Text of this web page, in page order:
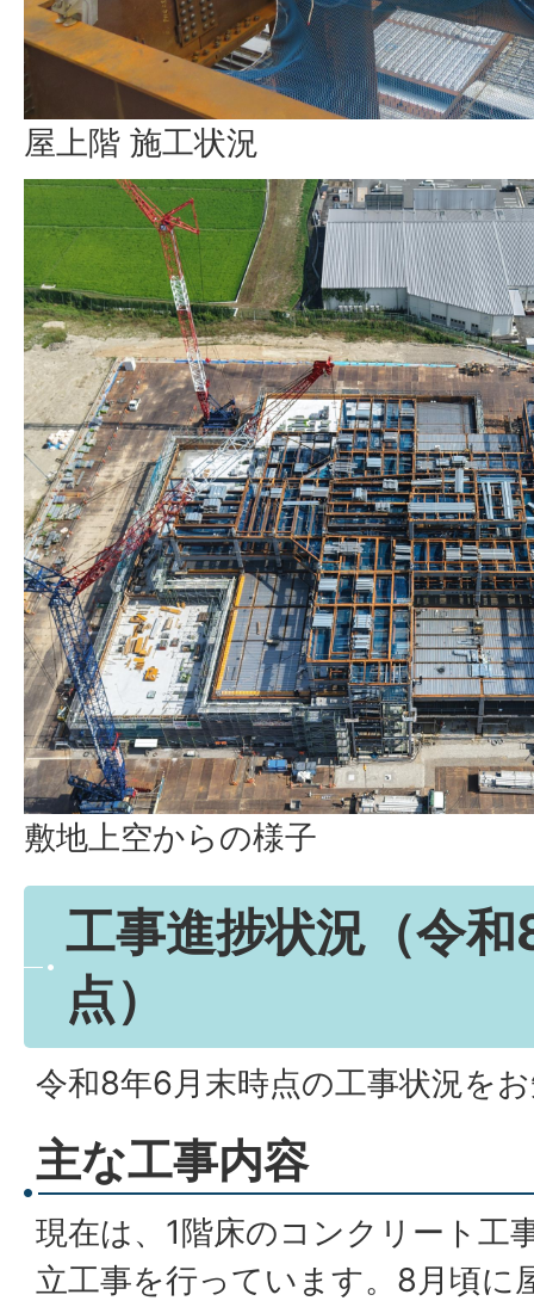
屋上階 施工状況
敷地上空からの様子
工事進捗状況（令
点）
令和8年6月末時点の工事状況を
主な工事内容
現在は、1階床のコンクリート工
立工事を行っています。8月頃に